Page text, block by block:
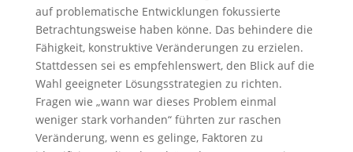
auf problematische Entwicklungen fokussierte
Betrachtungsweise haben könne. Das behindere die
Fähigkeit, konstruktive Veränderungen zu erzielen.
Stattdessen sei es empfehlenswert, den Blick auf die
Wahl geeigneter Lösungsstrategien zu richten.
Fragen wie „wann war dieses Problem einmal
weniger stark vorhanden“ führten zur raschen
Veränderung, wenn es gelinge, Faktoren zu